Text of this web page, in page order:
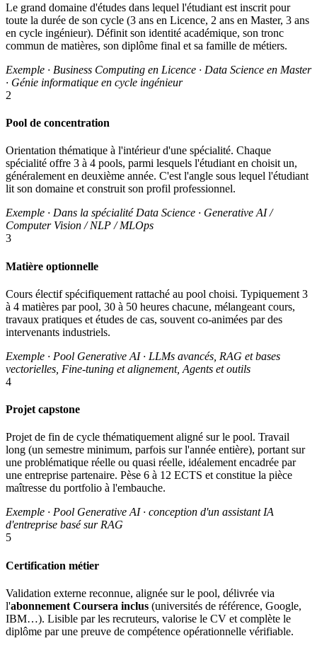
Le grand domaine d'études dans lequel l'étudiant est inscrit pour
toute la durée de son cycle (3 ans en Licence, 2 ans en Master, 3 ans
en cycle ingénieur). Définit son identité académique, son tronc
commun de matières, son diplôme final et sa famille de métiers.
Exemple · Business Computing en Licence · Data Science en Master
· Génie informatique en cycle ingénieur
2
Pool de concentration
Orientation thématique à l'intérieur d'une spécialité. Chaque
spécialité offre 3 à 4 pools, parmi lesquels l'étudiant en choisit un,
généralement en deuxième année. C'est l'angle sous lequel l'étudiant
lit son domaine et construit son profil professionnel.
Exemple · Dans la spécialité Data Science · Generative AI /
Computer Vision / NLP / MLOps
3
Matière optionnelle
Cours électif spécifiquement rattaché au pool choisi. Typiquement 3
à 4 matières par pool, 30 à 50 heures chacune, mélangeant cours,
travaux pratiques et études de cas, souvent co-animées par des
intervenants industriels.
Exemple · Pool Generative AI · LLMs avancés, RAG et bases
vectorielles, Fine-tuning et alignement, Agents et outils
4
Projet capstone
Projet de fin de cycle thématiquement aligné sur le pool. Travail
long (un semestre minimum, parfois sur l'année entière), portant sur
une problématique réelle ou quasi réelle, idéalement encadrée par
une entreprise partenaire. Pèse 6 à 12 ECTS et constitue la pièce
maîtresse du portfolio à l'embauche.
Exemple · Pool Generative AI · conception d'un assistant IA
d'entreprise basé sur RAG
5
Certification métier
Validation externe reconnue, alignée sur le pool, délivrée via
l'abonnement Coursera inclus (universités de référence, Google,
IBM…). Lisible par les recruteurs, valorise le CV et complète le
diplôme par une preuve de compétence opérationnelle vérifiable.